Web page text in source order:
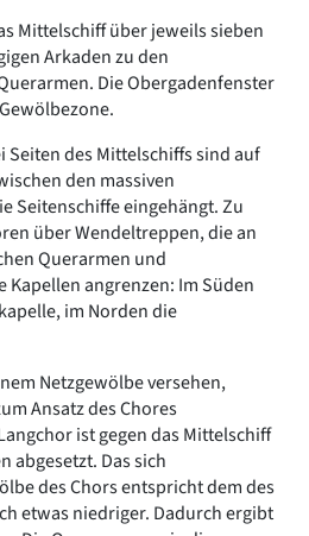
Mittelschiff über jeweils sieben
Arkaden zu den
Die Obergadenfenster
Seiten des Mittelschiffs sind auf
den massiven
Seitenschiffe eingehängt. Zu
über Wendeltreppen, die an
Querarmen und
Kapellen angrenzen: Im Süden
im Norden die
Netzgewölbe versehen,
Ansatz des Chores
ist gegen das Mittelschiff
abgesetzt. Das sich
des Chors entspricht dem des
etwas niedriger. Dadurch ergibt